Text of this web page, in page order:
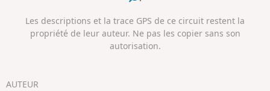
Les descriptions et la trace GPS de ce circuit restent la
propriété de leur auteur. Ne pas les copier sans son
autorisation.
AUTEUR